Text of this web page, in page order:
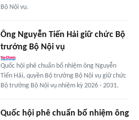
Bộ Nội vụ.
Ông Nguyễn Tiến Hải giữ chức Bộ
trưởng Bộ Nội vụ
Quốc hội phê chuẩn bổ nhiệm ông Nguyễn
Tiến Hải, quyền Bộ trưởng Bộ Nội vụ giữ chức
Bộ trưởng Bộ Nội vụ nhiệm kỳ 2026 - 2031.
Quốc hội phê chuẩn bổ nhiệm ông